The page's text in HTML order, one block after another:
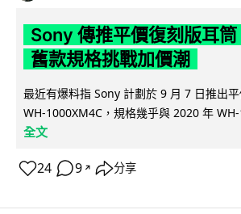
Sony 傳推平價復刻版耳
舊款規格挑戰加價潮
最近有爆料指 Sony 計劃於 9 月 7 日推出
WH-1000XM4C，規格幾乎與 2020 年
全文
24 9 ↗ 分享